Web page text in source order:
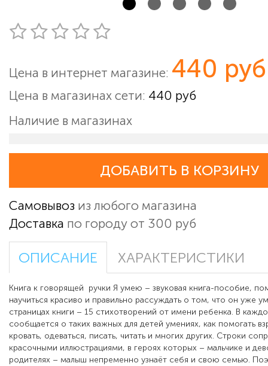
Цена в интернет магазине: 440 руб
Цена в магазинах сети: 440 руб
Наличие в магазинах
ДОБАВИТЬ В КОРЗИНУ
Самовывоз из любого магазина
Доставка по городу от 300 руб
ОПИСАНИЕ ХАРАКТЕРИСТИКИ
Книга к говорящей ручки Я умею – звуковая книга-пособие,
научиться красиво и правильно рассуждать о том, что он уже
страницах книги – 15 стихотворений от имени ребенка. В
сообщается о таких важных для детей умениях, как помогать
кровать, одеваться, писать, читать и многих других. Строки
красочными иллюстрациями, в героях которых – мальчике и
родителях – малыш непременно узнаёт себя и свою семью.